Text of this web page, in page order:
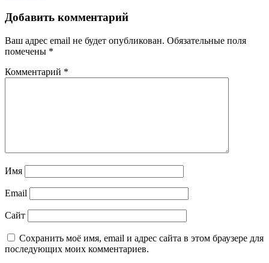
Добавить комментарий
Ваш адрес email не будет опубликован. Обязательные поля
помечены *
Комментарий *
Имя
Email
Сайт
Сохранить моё имя, email и адрес сайта в этом браузере для
последующих моих комментариев.